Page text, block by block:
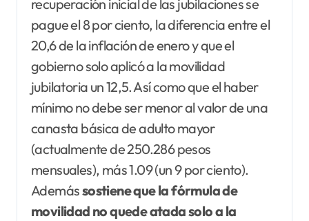
recuperación inicial de las jubilaciones se
pague el 8 por ciento, la diferencia entre el
20,6 de la inflación de enero y que el
gobierno solo aplicó a la movilidad
jubilatoria un 12,5. Así como que el haber
mínimo no debe ser menor al valor de una
canasta básica de adulto mayor
(actualmente de 250.286 pesos
mensuales), más 1.09 (un 9 por ciento).
Ademássostiene que la fórmula de
movilidad no quede atada solo a la